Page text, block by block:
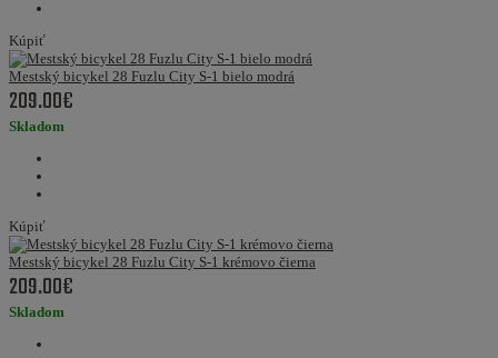
Kúpiť
Mestský bicykel 28 Fuzlu City S-1 bielo modrá
209.00€
Skladom
Kúpiť
Mestský bicykel 28 Fuzlu City S-1 krémovo čierna
209.00€
Skladom